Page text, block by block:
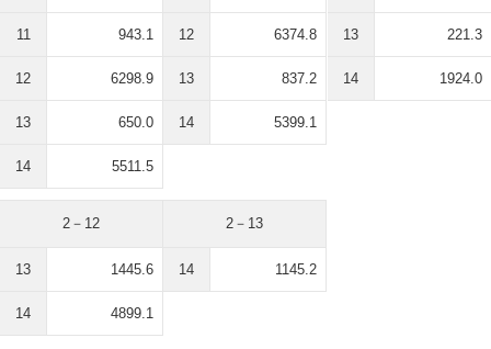
11 943.1
12 6298.9
13 650.0
14 5511.5
12 6374.8
13 837.2
14 5399.1
13 221.3
14 1924.0
2－12
13 1445.6
14 4899.1
2－13
14 1145.2